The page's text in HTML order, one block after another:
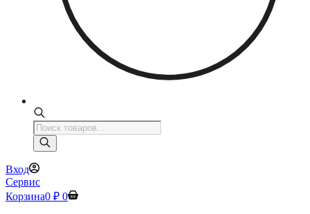
Поиск
товаров
Вход
Сервис
Корзина0 ₽ 0